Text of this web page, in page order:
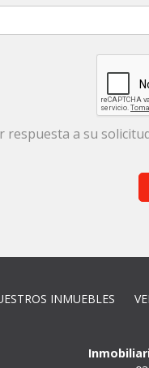
respuesta a su
INMUEBLES